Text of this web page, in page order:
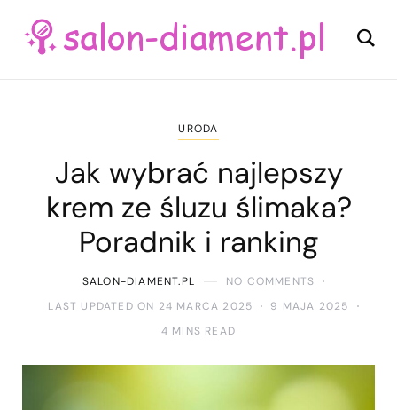
URODA
Jak wybrać najlepszy
krem ze śluzu ślimaka?
Poradnik i ranking
SALON-DIAMENT.PL
NO COMMENTS
LAST UPDATED ON 24 MARCA 2025
9 MAJA 2025
4 MINS READ